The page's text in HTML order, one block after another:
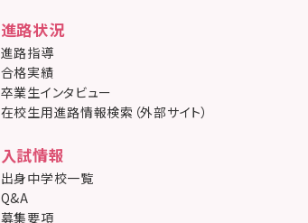
進路状況
進路指導
合格実績
卒業生インタビュー
在校生用進路情報検索（外部サイト）
入試情報
出身中学校一覧
Q&A
募集要項